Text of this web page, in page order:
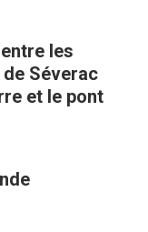
les
Séverac
et le pont